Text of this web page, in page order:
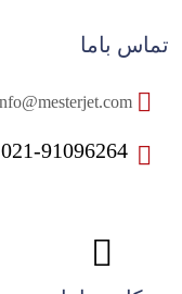
تماس باما
021-91096264